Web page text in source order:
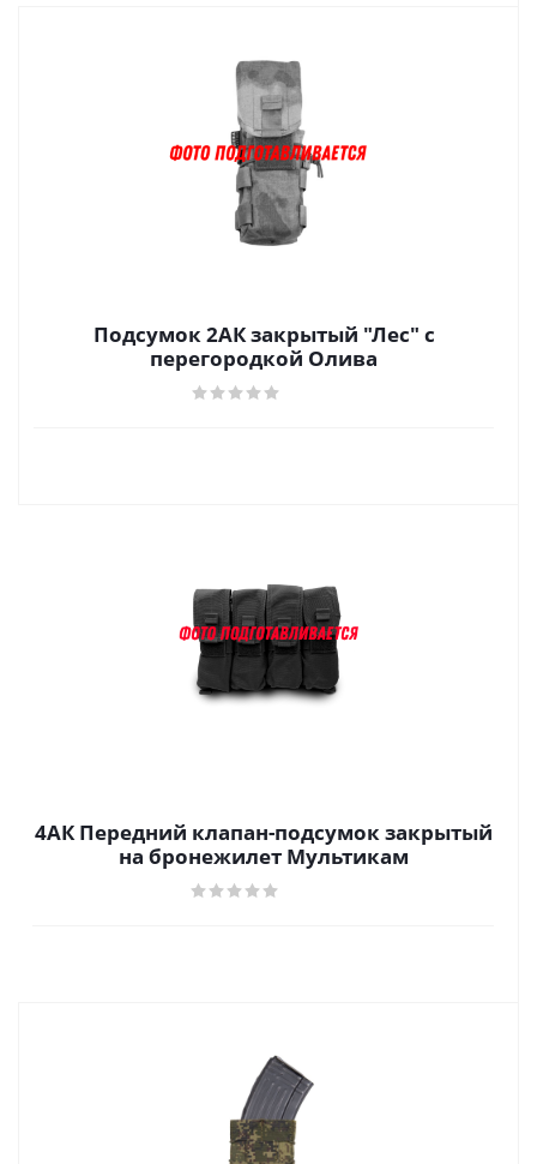
Подсумок 2АК закрытый "Лес" с
перегородкой Олива
4АК Передний клапан-подсумок закрытый
на бронежилет Мультикам